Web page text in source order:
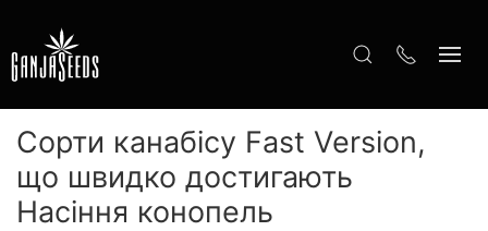
Сорти канабісу Fast Version,
що швидко достигають
Насіння конопель